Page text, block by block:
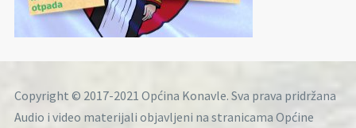
Copyright © 2017-2021 Općina Konavle. Sva prava pridržana
Audio i video materijali objavljeni na stranicama Općine